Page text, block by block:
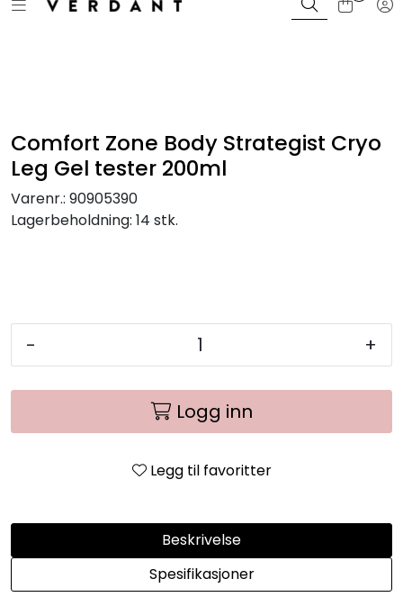
Skip to main contentBli Kunde / Logg inn
Toggle navigation
Comfort Zone Body Strategist Cryo
Leg Gel tester 200ml
Varenr.: 90905390
Lagerbeholdning: 14 stk.
- +
Logg inn
Legg til favoritter
Beskrivelse
Spesifikasjoner
Sortiment
Kampanjer
Magasin